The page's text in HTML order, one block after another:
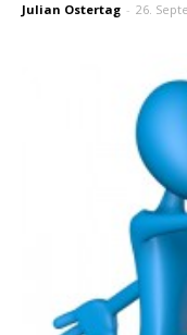
Julian Ostertag - 26.